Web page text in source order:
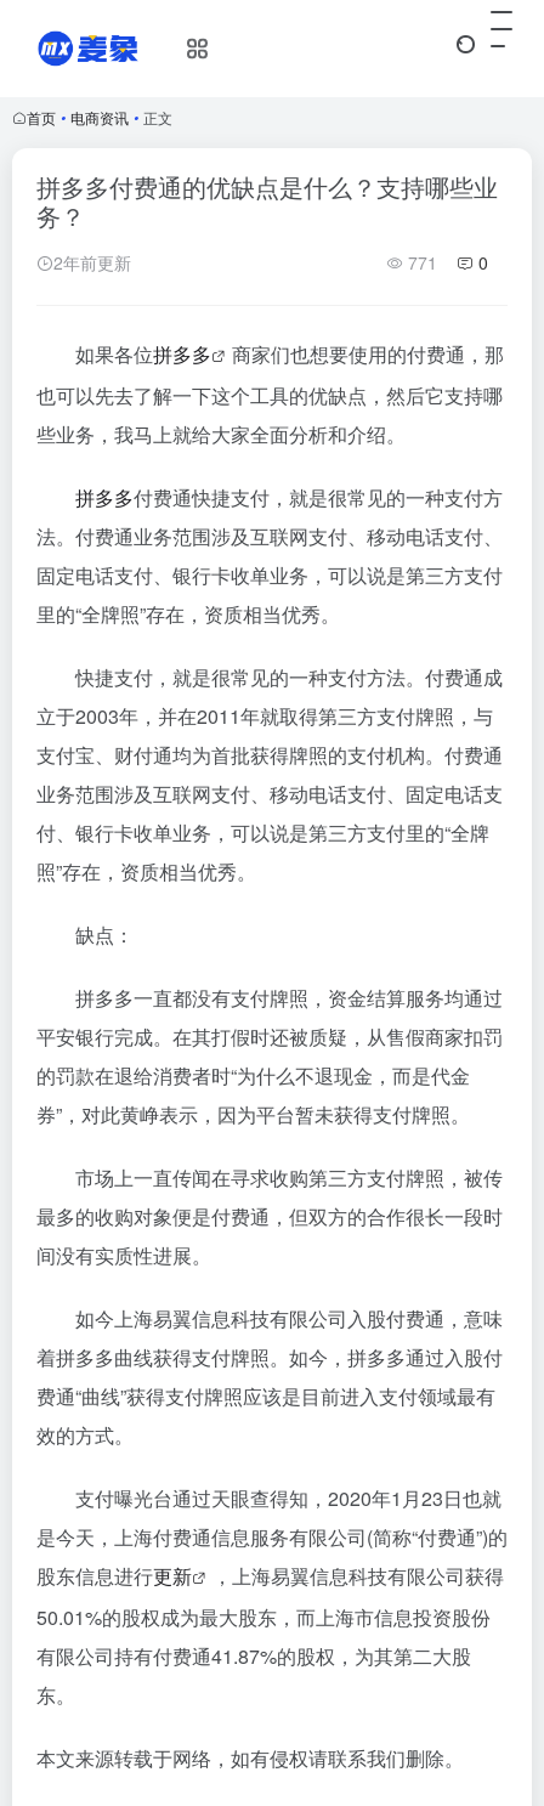
首页 • 电商资讯 • 正文
拼多多付费通的优缺点是什么？支持哪些业
务？
2年前更新 771 0
如果各位拼多多
商家们也想要使用的付费通，那
也可以先去了解一下这个工具的优缺点，然后它支持哪
些业务，我马上就给大家全面分析和介绍。
拼多多付费通快捷支付，就是很常见的一种支付方
法。付费通业务范围涉及互联网支付、移动电话支付、
固定电话支付、银行卡收单业务，可以说是第三方支付
里的“全牌照”存在，资质相当优秀。
快捷支付，就是很常见的一种支付方法。付费通成
立于2003年，并在2011年就取得第三方支付牌照，与
支付宝、财付通均为首批获得牌照的支付机构。付费通
业务范围涉及互联网支付、移动电话支付、固定电话支
付、银行卡收单业务，可以说是第三方支付里的“全牌
照”存在，资质相当优秀。
缺点：
拼多多一直都没有支付牌照，资金结算服务均通过
平安银行完成。在其打假时还被质疑，从售假商家扣罚
的罚款在退给消费者时“为什么不退现金，而是代金
券”，对此黄峥表示，因为平台暂未获得支付牌照。
市场上一直传闻在寻求收购第三方支付牌照，被传
最多的收购对象便是付费通，但双方的合作很长一段时
间没有实质性进展。
如今上海易翼信息科技有限公司入股付费通，意味
着拼多多曲线获得支付牌照。如今，拼多多通过入股付
费通“曲线”获得支付牌照应该是目前进入支付领域最有
效的方式。
支付曝光台通过天眼查得知，2020年1月23日也就
是今天，上海付费通信息服务有限公司(简称“付费通”)的
股东信息进行更新
，上海易翼信息科技有限公司获得
50.01%的股权成为最大股东，而上海市信息投资股份
有限公司持有付费通41.87%的股权，为其第二大股
东。
本文来源转载于网络，如有侵权请联系我们删除。